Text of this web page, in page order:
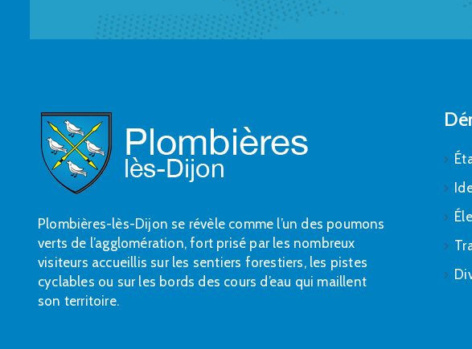
Plombières-lès-Dijon se révèle comme l’un des poumons
verts de l’agglomération, fort prisé par les nombreux
visiteurs accueillis sur les sentiers forestiers, les pistes
cyclables ou sur les bords des cours d’eau qui maillent
son territoire.